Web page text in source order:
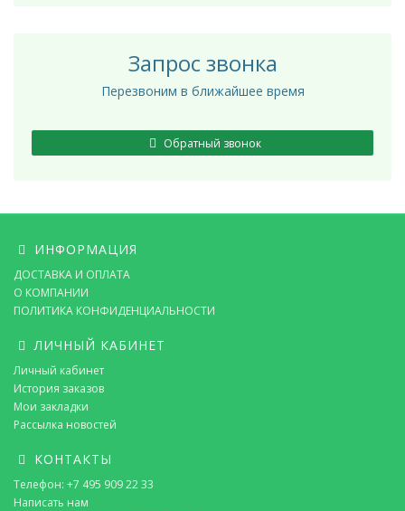
Запрос звонка
Перезвоним в ближайшее время
Обратный звонок
ИНФОРМАЦИЯ
ДОСТАВКА И ОПЛАТА
О КОМПАНИИ
ПОЛИТИКА КОНФИДЕНЦИАЛЬНОСТИ
ЛИЧНЫЙ КАБИНЕТ
Личный кабинет
История заказов
Мои закладки
Рассылка новостей
КОНТАКТЫ
Телефон: +7 495 909 22 33
Написать нам